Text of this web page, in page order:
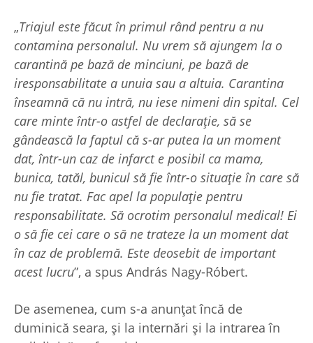
„Triajul este făcut în primul rând pentru a nu
contamina personalul. Nu vrem să ajungem la o
carantină pe bază de minciuni, pe bază de
iresponsabilitate a unuia sau a altuia. Carantina
înseamnă că nu intră, nu iese nimeni din spital. Cel
care minte într-o astfel de declarație, să se
gândească la faptul că s-ar putea la un moment
dat, într-un caz de infarct e posibil ca mama,
bunica, tatăl, bunicul să fie într-o situație în care să
nu fie tratat. Fac apel la populație pentru
responsabilitate. Să ocrotim personalul medical! Ei
o să fie cei care o să ne trateze la un moment dat
în caz de problemă. Este deosebit de important
acest lucru”, a spus András Nagy-Róbert.
De asemenea, cum s-a anunțat încă de
duminică seara, și la internări și la intrarea în